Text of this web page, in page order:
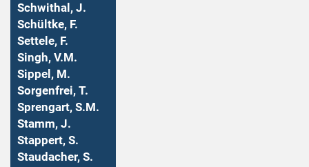
Schwithal, J.
Schültke, F.
Settele, F.
Singh, V.M.
Sippel, M.
Sorgenfrei, T.
Sprengart, S.M.
Stamm, J.
Stappert, S.
Staudacher, S.